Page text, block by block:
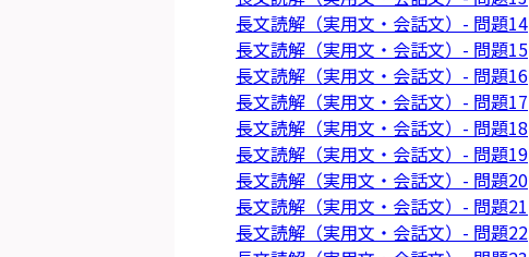
長文読解（実用文・会話文）- 問題14
長文読解（実用文・会話文）- 問題15
長文読解（実用文・会話文）- 問題16
長文読解（実用文・会話文）- 問題17
長文読解（実用文・会話文）- 問題18
長文読解（実用文・会話文）- 問題19
長文読解（実用文・会話文）- 問題20
長文読解（実用文・会話文）- 問題21
長文読解（実用文・会話文）- 問題22